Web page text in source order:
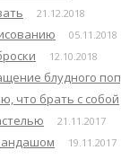
21.12.2018
05.11.2018
12.10.2018
блудного
что брать с собой
21.11.2017
19.11.2017